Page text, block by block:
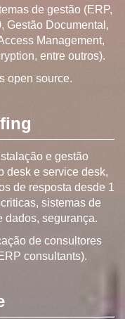
de gestão (ERP,
Gestão Documental,
Management,
entre outros).
open source.
e gestão
desk e service desk,
de resposta desde 1
sistemas de
dados, segurança.
de consultores
consultants).